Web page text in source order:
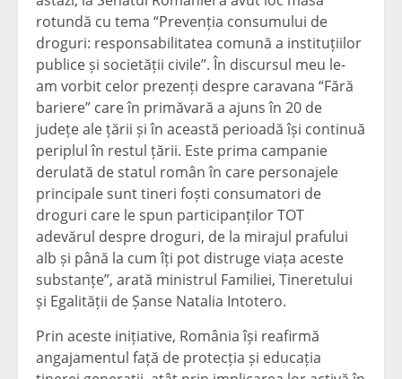
rotundă cu tema “Prevenția consumului de
droguri: responsabilitatea comună a instituțiilor
publice și societății civile”. În discursul meu le-
am vorbit celor prezenți despre caravana “Fără
bariere” care în primăvară a ajuns în 20 de
județe ale țării și în această perioadă își continuă
periplul în restul țării. Este prima campanie
derulată de statul român în care personajele
principale sunt tineri foști consumatori de
droguri care le spun participanților TOT
adevărul despre droguri, de la mirajul prafului
alb și până la cum îți pot distruge viața aceste
substanțe”, arată ministrul Familiei, Tineretului
și Egalității de Șanse Natalia Intotero.
Prin aceste inițiative, România își reafirmă
angajamentul față de protecția și educația